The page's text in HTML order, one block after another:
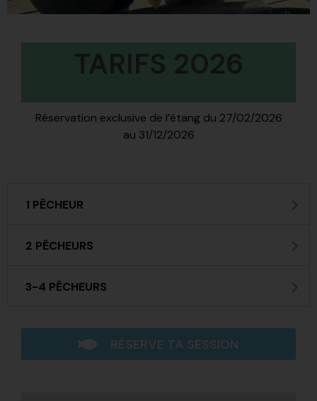
TARIFS 2026
Réservation exclusive de l’étang du 27/02/2026
au 31/12/2026
1 PÊCHEUR
2 PÊCHEURS
3-4 PÊCHEURS
RÉSERVE TA SESSION